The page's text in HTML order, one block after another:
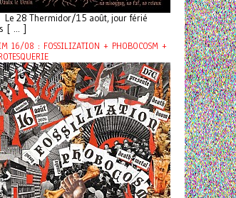
Le 28 Thermidor/15 août, jour férié
s [ ... ]
16/08 : FOSSILIZATION + PHOBOCOSM +